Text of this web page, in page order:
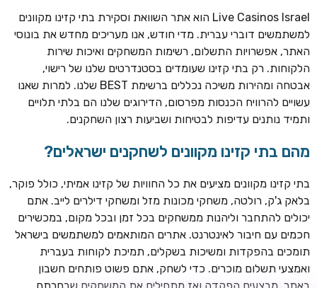
חבילת קבלת פנים: בונוס 100% עד 300€ + 100 ספיני בונוס על
ההפקדה הראשונה
CASOO
בונוס מתגלגל עד 2,000 ₪ + 200 ספינים חינם לשחקנים
חדשים
ROYSPINS
חינם על ההפקדות הראשונות
Live Casinos Israel הוא אתר השוואת וסקירת בתי קזינו מקוונים
למשתמשים דוברי עברית. מדי חודש, אנו מעריכים מחדש את בונוסי
האתר, אפשרויות התשלום, רשימות המשחקים ואיכות שירות
הלקוחות. רק בתי קזינו שעומדים בסטנדרטים שלנו של רישוי,
אבטחה ומהירות משיכה נכללים ברשימת BEST שלנו. למרות שאנו
עשויים להרוויח הכנסות מפרסום, הדירוגים שלנו הם בלתי תלויים
ותמיד נותנים עדיפות לבטיחות ושביעות רצון השחקנים.
מהם בתי קזינו מקוונים לשחקנים ישראלים?
בתי קזינו מקוונים מציעים את כל החוויות של קזינו אמיתי, כולל פוקר,
בלאק ג'ק, רולטה, משחקי מכונות מזל ומשחקי דילרים לייב. אתם
יכולים להתחבר וליהנות ממשחקים בכל זמן ובכל מקום, במכשירים
חכמים עם חיבור לאינטרנט. אתרים המותאמים למשתמשים בישראל
תומכים בהפקדות ומשיכות בשקלים, תמיכת לקוחות בעברית
ואמצעי תשלום מוכרים. כדי לשחק, אתם פשוט פותחים חשבון